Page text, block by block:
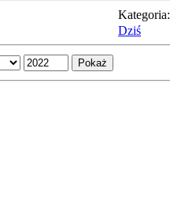
Kategoria:
Dziś